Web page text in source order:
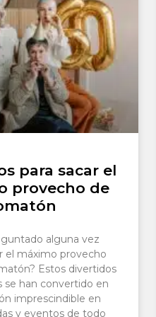
para sacar el
provecho de
alguna vez
el máximo provecho
Estos divertidos
se han convertido en
imprescindible en
y eventos de todo